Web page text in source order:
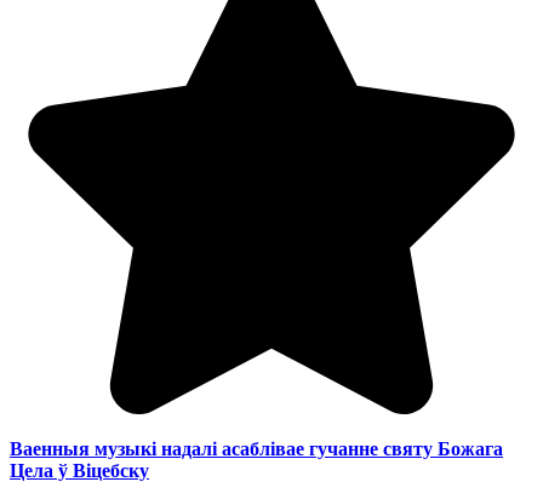
Ваенныя музыкі надалі асаблівае гучанне святу Божага
Цела ў Віцебску